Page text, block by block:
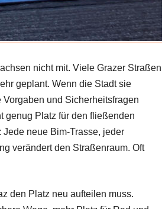
nicht mit. Viele Grazer Straßen
geplant. Wenn die Stadt sie
und Sicherheitsfragen
genug Platz für den fließenden
neue Bim-Trasse, jeder
verändert den Straßenraum. Oft
den Platz neu aufteilen muss.